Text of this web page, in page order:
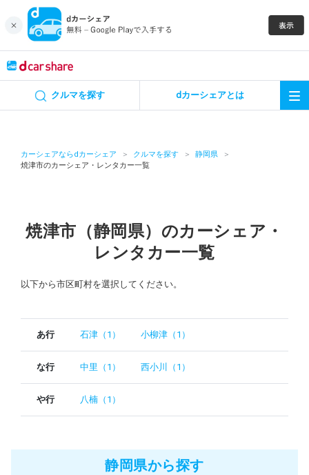
クルマを探す dカーシェアとは
カーシェアならdカーシェア クルマを探す
静岡県
焼津市のカーシェア・レンタカー一覧
焼津市（静岡県）のカーシェア・
レンタカー一覧
以下から市区町村を選択してください。
あ行 石津（1） 小柳津（1）
な行 中里（1） 西小川（1）
や行 八楠（1）
静岡県から探す
カーシェア
特集
アプリの使い方